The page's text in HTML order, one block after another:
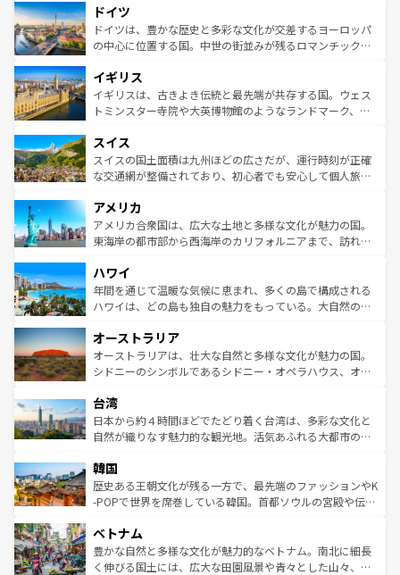
せる。地方によって風土や気候が異なるスペインはその個
性で訪れる人を魅了する。 なお、新着のスペイン情報は コ
ンテンツ一覧を参照してほしい。
で、幅広い魅力が詰まっている。華麗な宮殿、歴史的な大
聖堂、美しいビーチ、そして豊かな自然が、訪れる者を心
から魅了する。また、フランスは美食の国としても知ら
いる。シャンパンの発祥地であるランス、プロヴァンスの
香り高いラベンダー畑など、多彩な楽しみ方が可能だ。さ
らに、パリ以外の地域にも魅力が溢れており、どの街角に
れる地方に足を運ぶとそれぞれで全く異なる文化を体験で
きるだろう。 なお、新着のフランス情報はコンテンツ一覧
を参照してほしい。
ドイツ
ドイツは、豊かな歴史と多彩な文化が交差するヨーロッパ
の中心に位置する国。中世の街並みが残るロマンチック街
顔を持つこの国は、どこを歩いても飽きることがない。ベ
ルリンの文化的活気、バイエルン州のアルプスの絶景、そ
してライン川沿いのワイン畑といった風景は必見。ビール
は、お酒好きな人にはぜひ体験してほしい。 なお、新着の
ドイツ情報はコンテンツ一覧を参照してほしい。
イギリス
イギリスは、古きよき伝統と最先端が共存する国。ウェス
トミンスター寺院や大英博物館のようなランドマーク、歴
リアごとに異なる魅力がある。また、優雅なアフタヌーン
ティー、ビール好きにはたまらない英国パブ、サッカー観
戦など、本場だからこそできる体験も豊富。イギリスを旅
ンツ一覧を参照してほしい。
スイス
スイスの国土面積は九州ほどの広さだが、運行時刻が正確
な交通網が整備されており、初心者でも安心して個人旅行
の建物がそのまま残る町や、スイスならではのユニークな
博物館もあり、アルプス観光だけでなく町歩きも満喫する
ことができる。国民の所得が高いため物価も高いが、旅行
ば市内交通費無料で観光を楽しむこともできる。 なお、新
着のスイス情報はコンテンツ一覧 を参照してほしい。
アメリカ
アメリカ合衆国は、広大な土地と多様な文化が魅力の国。
東海岸の都市部から西海岸のカリフォルニアまで、訪れる
のような巨大都市は、観光、ショッピング、エンターテイ
ンメントが詰まった刺激的なスポットだ。一方、アメリカ
西部には大自然が広がり、グランドキャニオンやイエロー
部のニューオーリンズでは、音楽と美食が融合した独特の
文化が魅力。旅行者はアメリカの各地域で異なる魅力を楽
しみながら、その多様性と豊かな歴史を感じることができ
ならではの贅沢な旅のスタイルだ。 なお、新着のアメリカ
情報はコンテンツ一覧を参照してほしい。
ハワイ
年間を通じて温暖な気候に恵まれ、多くの島で構成される
ハワイは、どの島も独自の魅力をもっている。大自然の神
ワイ島は見逃せない。また、定番の観光地といえばオアフ
島だが、静かな自然を求めるならマウイ島やカウアイ島が
おすすめ。エメラルドグリーンに輝く海をはじめ、豊かな
れるおもてなしの心で訪れる人々を迎えてくれるハワイの
人々、おいしいローカルフードやハワイアンミュージッ
ク、伝統的なフラダンスなど、すべてがハワイの魅力を彩
ワイを、存分に味わってほしい。 なお、新着のハワイ情報
はコンテンツ一覧を参照してほしい。
オーストラリア
オーストラリアは、壮大な自然と多様な文化が魅力の国。
シドニーのシンボルであるシドニー・オペラハウス、オー
リアリーフや大陸中央部にそびえるウルル（エアーズロッ
ク）、タスマニアの美しい原生林やケアンズの熱帯雨林な
ど、見どころがたくさん。また、カフェやワイン、オージ
いる。アクティビティも充実しており、サーフィンやダイ
ビング、ハイキングなど、アウトドア好きにはたまらな
い。オーストラリアの多彩な魅力を存分に味わいつくそ
参照してほしい。
台湾
日本から約４時間ほどでたどり着く台湾は、多彩な文化と
自然が織りなす魅力的な観光地。活気あふれる大都市の台
ン）、静ひつな山岳地帯である台湾東部など、都市の喧騒
と山間の静けさが共存しており、訪れる人に新しい発見と
驚きをもたらしてくれる。また、奥深い台湾の食文化も魅
容にもいいと評判のスイーツなど、バラエティ豊かな料理
が味わえる。 なお、新着の台湾情報は コンテンツ一覧を参
照してほしい。
韓国
歴史ある王朝文化が残る一方で、最先端のファッションやK
-POPで世界を席巻している韓国。首都ソウルの宮殿や伝統
き、地方に足を延ばせば四季折々の自然美を楽しむことが
できる。そして、キムチや焼肉、絶品のストリートフード
まで、さまざまな韓国料理が待っている。夜には、韓国な
ベトナム
豊かな自然と多様な文化が魅力的なベトナム。南北に細長
く伸びる国土には、広大な田園風景や青々とした山々、世